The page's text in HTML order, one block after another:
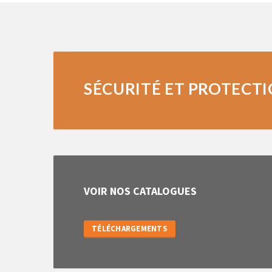
SÉCURITÉ ET
VOIR NOS CATALOGUES
TÉLÉCHARGEMENTS